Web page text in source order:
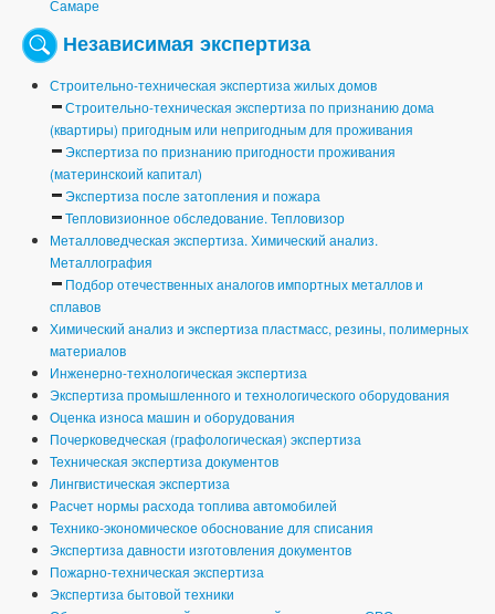
Самаре
Независимая экспертиза
Строительно-техническая экспертиза жилых домов
Строительно-техническая экспертиза по признанию дома
(квартиры) пригодным или непригодным для проживания
Экспертиза по признанию пригодности проживания
(материнскоий капитал)
Экспертиза после затопления и пожара
Тепловизионное обследование. Тепловизор
Металловедческая экспертиза. Химический анализ.
Металлография
Подбор отечественных аналогов импортных металлов и
сплавов
Химический анализ и экспертиза пластмасс, резины, полимерных
материалов
Инженерно-технологическая экспертиза
Экспертиза промышленного и технологического оборудования
Оценка износа машин и оборудования
Почерковедческая (графологическая) экспертиза
Техническая экспертиза документов
Лингвистическая экспертиза
Расчет нормы расхода топлива автомобилей
Технико-экономическое обоснование для списания
Экспертиза давности изготовления документов
Пожарно-техническая экспертиза
Экспертиза бытовой техники